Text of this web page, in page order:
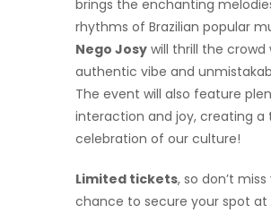
brings the enchanting
rhythms of Brazilian popular
Nego Josy will thrill the crowd
authentic vibe and
The event will also feature
interaction and joy, creating a
celebration of our culture!
Limited tickets, so don’t
chance to secure your spot at